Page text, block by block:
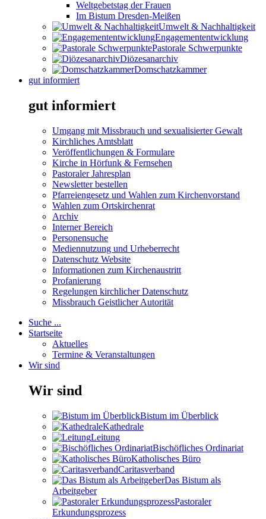
Weltgebetstag der Frauen
Im Bistum Dresden-Meißen
Umwelt & Nachhaltigkeit
Engagemententwicklung
Pastorale Schwerpunkte
Diözesanarchiv
Domschatzkammer
gut informiert
gut informiert
Umgang mit Missbrauch und sexualisierter Gewalt
Kirchliches Amtsblatt
Veröffentlichungen & Formulare
Kirche in Hörfunk & Fernsehen
Pastoraler Jahresplan
Newsletter bestellen
Pfarreiengesetz und Wahlen zum Kirchenvorstand
Wahlen zum Ortskirchenrat
Archiv
Interner Bereich
Personensuche
Mediennutzung und Urheberrecht
Datenschutz Website
Informationen zum Kirchenaustritt
Profanierung
Regelungen kirchlicher Datenschutz
Missbrauch Geistlicher Autorität
Suche ...
Startseite
Aktuelles
Termine & Veranstaltungen
Wir sind
Wir sind
Bistum im Überblick
Kathedrale
Leitung
Bischöfliches Ordinariat
Katholisches Büro
Caritasverband
Das Bistum als
Arbeitgeber
Pastoraler
Erkundungsprozess